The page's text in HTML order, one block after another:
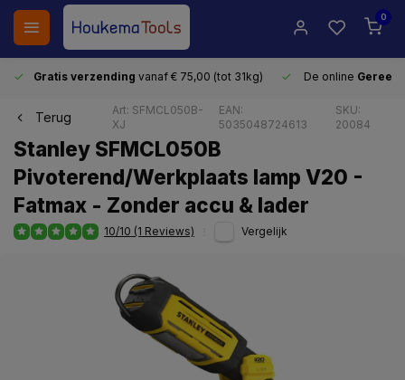
0
Gratis verzending vanaf € 75,00 (tot 31kg) De online
Terug
Art: SFMCL050B-
XJ
EAN:
5035048724613
SKU:
20084
Stanley SFMCL050B
Pivoterend/Werkplaats lamp V20 -
Fatmax - Zonder accu & lader
10/10 (1 Reviews) Vergelijk